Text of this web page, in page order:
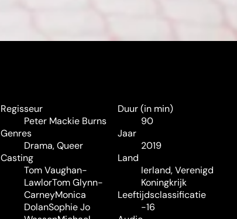
Regisseur
Peter Mackie Burns
Genres
Drama,Queer
Casting
Tom Vaughan-
LawlorTom Glynn-
CarneyMonica
DolanSophie Jo
Duur (in min)
90
Jaar
2019
Land
Ierland, Verenigd
Koningkrijk
Leeftijdsclassificatie
-16